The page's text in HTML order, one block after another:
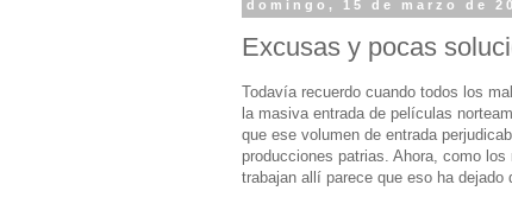
domingo, 15 de marzo de
Excusas y pocas
Todavía recuerdo cuando todos los
la masiva entrada de películas
que ese volumen de entrada
producciones patrias. Ahora, como
trabajan allí parece que eso ha dejado